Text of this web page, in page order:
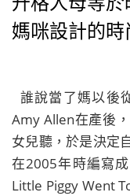
媽咪設計的
誰說當了媽以後
Amy Allen在產後
女兒聽，於是決定
在2005年時編寫
Little Piggy Went